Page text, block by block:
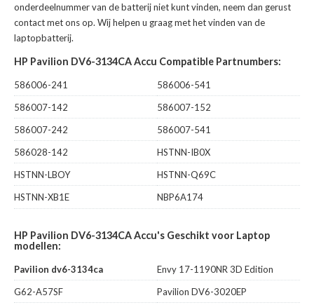
onderdeelnummer van de batterij niet kunt vinden, neem dan gerust
contact met ons op. Wij helpen u graag met het vinden van de
laptopbatterij.
HP Pavilion DV6-3134CA Accu Compatible Partnumbers:
586006-241
586006-541
586007-142
586007-152
586007-242
586007-541
586028-142
HSTNN-IB0X
HSTNN-LBOY
HSTNN-Q69C
HSTNN-XB1E
NBP6A174
HP Pavilion DV6-3134CA Accu's Geschikt voor Laptop
modellen:
Pavilion dv6-3134ca
Envy 17-1190NR 3D Edition
G62-A57SF
Pavilion DV6-3020EP